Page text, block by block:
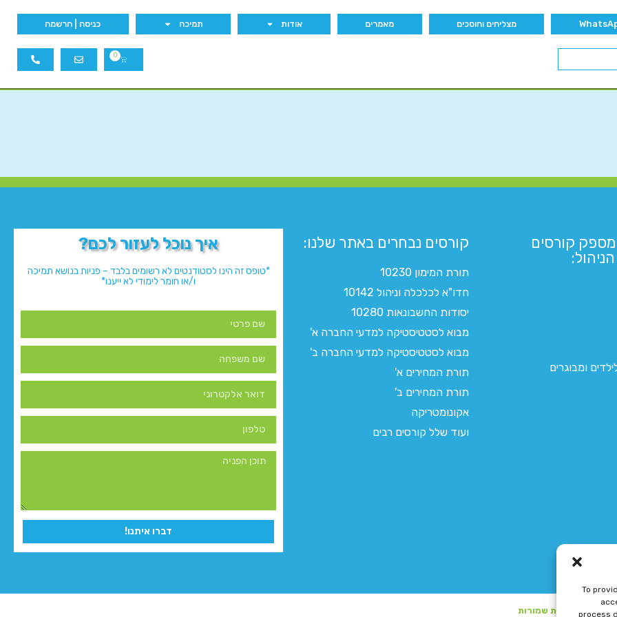
To
process
מצליחים וחוסכים מאמרים אודות תמיכה כניסה | הרשמה
0
קורסים
ומבוגרים
קורסים נבחרים באתר שלנו:​
תורת המימון 10230
חדו"א לכלכלה וניהול 10142
יסודות החשבונאות 10280
מבוא לסטטיסטיקה למדעי החברה א'
מבוא לסטטיסטיקה למדעי החברה ב'
תורת המחירים א'
תורת המחירים ב'
אקונומטריקה
ועוד שלל קורסים רבים
איך נוכל לעזור לכם?
*טופס זה הינו לסטודנטים לא רשומים בלבד – פניות בנושא תמיכה
ו/או חומר לימודי לא ייענו*
דברו איתנו!